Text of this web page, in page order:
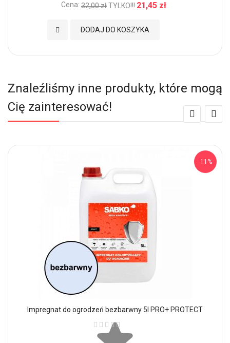
Cena: 32,00 złTYLKO!!! 21,45 zł
DODAJ DO KOSZYKA
Dodaj do Ulubionych
Znaleźliśmy inne produkty, które mogą
Cię zainteresować!
-11%
Impregnat do ogrodzeń bezbarwny 5l PRO+ PROTECT
Ocena: